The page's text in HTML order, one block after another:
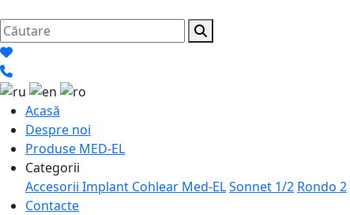
Acasă
Despre noi
Produse MED-EL
Categorii
Accesorii Implant Cohlear Med-ELSonnet 1/2 Rondo 2
Contacte